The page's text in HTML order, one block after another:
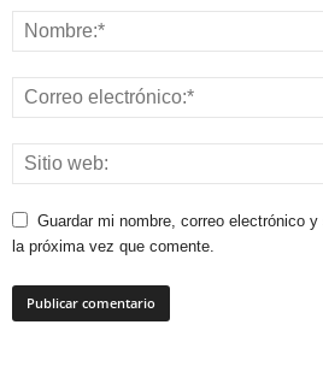
Guardar mi nombre, correo electrónico
la próxima vez que comente.